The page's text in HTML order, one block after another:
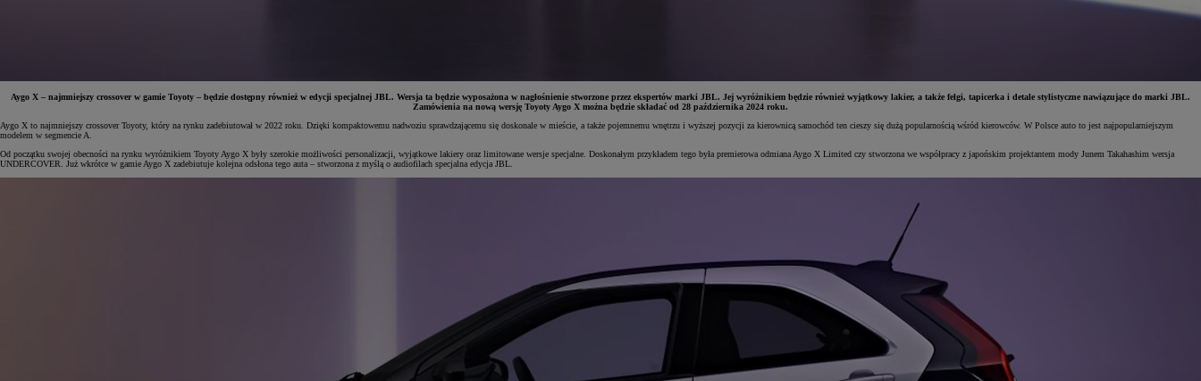
Od81 900 zł
Yaris Cross
HYBRID
Aygo X – najmniejszy crossover w gamie Toyoty – będzie dostępny również w edycji specjalnej JBL. Wersja ta będzie wyposażona w nagłośnienie stworzone przez ekspertów marki JBL. Jej wyróżnikiem będzie również wyjątkowy lakier, a także felgi, tapicerka i detale stylistyczne nawiązujące do marki JBL.
Zamówienia na nową wersję Toyoty Aygo X można będzie składać od 28 października 2024 roku.
Aygo X to najmniejszy crossover Toyoty, który na rynku zadebiutował w 2022 roku. Dzięki kompaktowemu nadwoziu sprawdzającemu się doskonale w mieście, a także pojemnemu wnętrzu i wyższej pozycji za kierownicą samochód ten cieszy się dużą popularnością wśród kierowców. W Polsce auto to jest najpopularniejszym
modelem w segmencie A.
Od początku swojej obecności na rynku wyróżnikiem Toyoty Aygo X były szerokie możliwości personalizacji, wyjątkowe lakiery oraz limitowane wersje specjalne. Doskonałym przykładem tego była premierowa odmiana Aygo X Limited czy stworzona we współpracy z japońskim projektantem mody Junem Takahashim wersja
UNDERCOVER. Już wkrótce w gamie Aygo X zadebiutuje kolejna odsłona tego auta – stworzona z myślą o audiofilach specjalna edycja JBL.